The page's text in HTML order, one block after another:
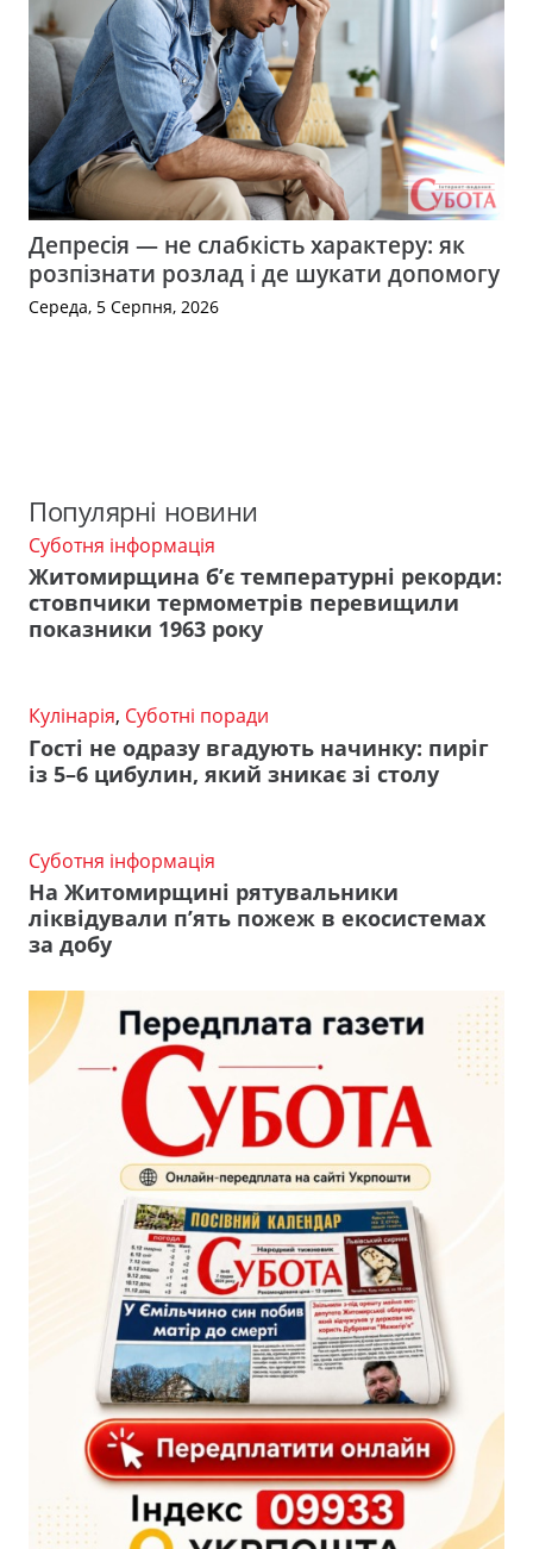
Депресія — не слабкість характеру: як
розпізнати розлад і де шукати допомогу
Середа, 5 Серпня, 2026
Популярні новини
Суботня інформація
Житомирщина б’є температурні рекорди:
стовпчики термометрів перевищили
показники 1963 року
Кулінарія, Суботні поради
Гості не одразу вгадують начинку: пиріг
із 5–6 цибулин, який зникає зі столу
Суботня інформація
На Житомирщині рятувальники
ліквідували п’ять пожеж в екосистемах
за добу